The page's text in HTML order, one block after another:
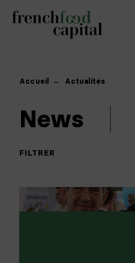
Accueil Actualités
News
FILTRER